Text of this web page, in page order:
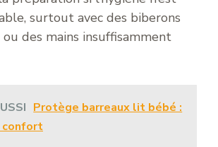
surtout avec des biberons
des mains insuffisamment
Protège barreaux lit bébé :